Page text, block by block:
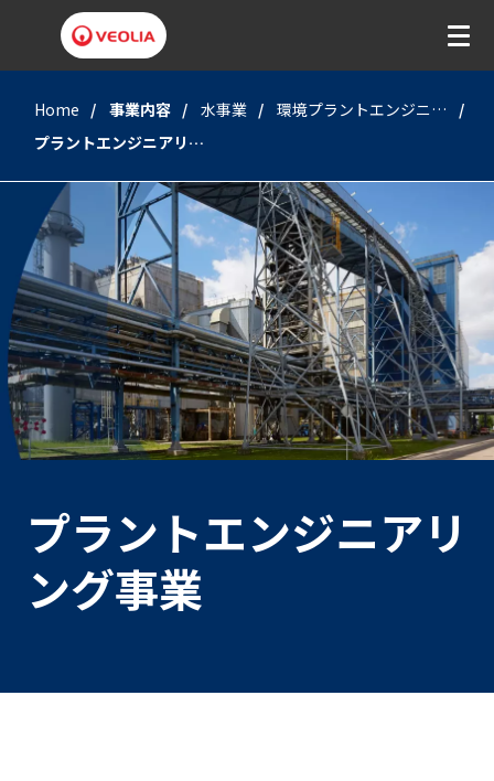
Home 事業内容 水事業
環境プラントエンジニアリング事業
プラントエンジニアリング事業
プラントエンジニアリ
ング事業